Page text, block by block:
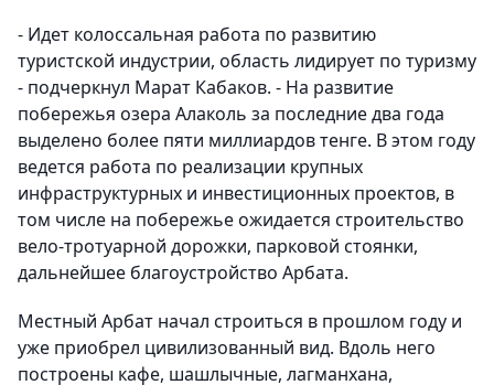
- Идет колоссальная работа по развитию
туристской индустрии, область лидирует по туризму
- подчеркнул Марат Кабаков. - На развитие
побережья озера Алаколь за последние два года
выделено более пяти миллиардов тенге. В этом году
ведется работа по реализации крупных
инфраструктурных и инвестиционных проектов, в
том числе на побережье ожидается строительство
вело-тротуарной дорожки, парковой стоянки,
дальнейшее благоустройство Арбата.
Местный Арбат начал строиться в прошлом году и
уже приобрел цивилизованный вид. Вдоль него
построены кафе, шашлычные, лагманхана,